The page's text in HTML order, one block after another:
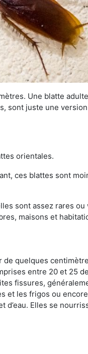
Une blatte
sont juste une
orientales.
ces blattes sont
sont assez rares
maisons et
quelques
entre 20 et 25
fissures,
et les frigos ou
Elles se